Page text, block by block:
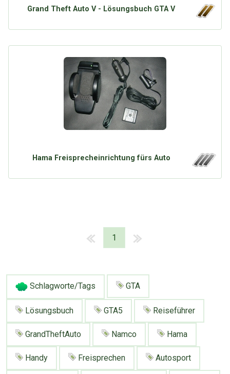
Google
Über Tauschbu↔de
Kategorien
Erweitere Suche
Tagwolke
Grand Theft Auto V - Lösungsbuch GTA V
Hama Freisprecheinrichtung fürs Auto
1
Schlagworte/Tags GTA
Lösungsbuch GTA5 Reiseführer
GrandTheftAuto Namco Hama
Handy Freisprechen Autosport